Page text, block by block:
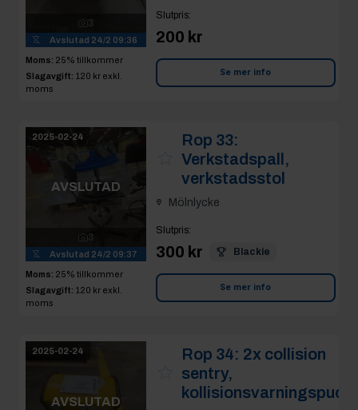
3
Avslutad 24/2 09:36
Moms: 25% tillkommer
Slagavgift: 120 kr exkl.
moms
Slutpris:
200 kr
Se mer info
2025-02-24
AVSLUTAD
3
Avslutad 24/2 09:37
Moms: 25% tillkommer
Slagavgift: 120 kr exkl.
moms
Rop 33:
Verkstadspall,
verkstadsstol
Mölnlycke
Slutpris:
300 kr Blackie
Se mer info
2025-02-24
AVSLUTAD
Rop 34: 2x collision
sentry,